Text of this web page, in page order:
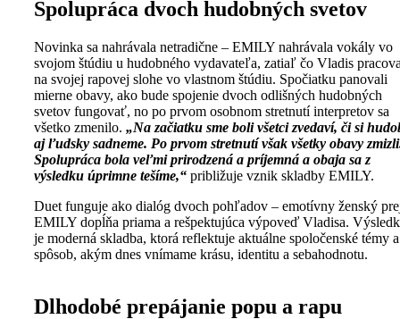
Spolupráca dvoch hudobných svetov
Novinka sa nahrávala netradične – EMILY nahrávala vokály vo
svojom štúdiu u hudobného vydavateľa, zatiaľ čo Vladis
na svojej rapovej slohe vo vlastnom štúdiu. Spočiatku panovali
mierne obavy, ako bude spojenie dvoch odlišných hudobných
svetov fungovať, no po prvom osobnom stretnutí interpretov sa
všetko zmenilo. „Na začiatku sme boli všetci zvedaví, či si
aj ľudsky sadneme. Po prvom stretnutí však všetky obavy
Spolupráca bola veľmi prirodzená a príjemná a obaja sa z
výsledku úprimne tešíme,“ približuje vznik skladby EMILY.
Duet funguje ako dialóg dvoch pohľadov – emotívny ženský
EMILY dopĺňa priama a rešpektujúca výpoveď Vladisa.
je moderná skladba, ktorá reflektuje aktuálne spoločenské témy a
spôsob, akým dnes vnímame krásu, identitu a sebahodnotu.
Dlhodobé prepájanie popu a rapu